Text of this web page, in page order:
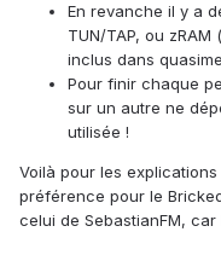
En revanche il y a
TUN/TAP, ou
inclus dans
Pour finir chaque
sur un autre ne
utilisée !
Voilà pour les
préférence pour le
celui de SebastianFM,